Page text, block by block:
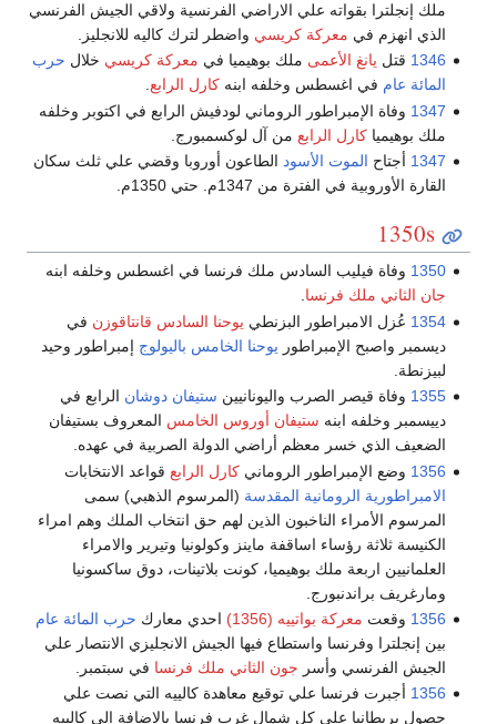
ملك إنجلترا بقواته علي الاراضي الفرنسية ولاقي الجيش الفرنسي
الذي انهزم في معركة كريسي واضطر لترك كاليه للانجليز.
1346 قتل يانغ الأعمى ملك بوهيميا في معركة كريسي خلال حرب
المائة عام في اغسطس وخلفه ابنهكارل الرابع.
1347 وفاة الإمبراطور الروماني لودفيش الرابع في اكتوبر وخلفه
ملك بوهيمياكارل الرابع من آل لوكسمبورج.
1347 أجتاح الموت الأسود الطاعون أوروبا وقضي علي ثلث سكان
القارة الأوروبية في الفترة من 1347م. حتي 1350م.
1350s
1350 وفاة فيليب السادس ملك فرنسا في اغسطس وخلفه ابنه
جان الثاني ملك فرنسا.
1354 عُزل الامبراطور البزنطي يوحنا السادس قانتاقوزن في
ديسمبر واصبح الإمبراطور يوحنا الخامس باليولوج إمبراطور وحيد
لبيزنطة.
1355 وفاة قيصر الصرب واليونانيين ستيفان دوشان الرابع في
دييسمبر وخلفه ابنه ستيفان أوروس الخامس المعروف بستيفان
الضعيف الذي خسر معظم أراضي الدولة الصربية في عهده.
1356 وضع الإمبراطور الرومانيكارل الرابع قواعد الانتخابات
الامبراطورية الرومانية المقدسة (المرسوم الذهبي) سمى
المرسوم الأمراء الناخبون الذين لهم حق انتخاب الملك وهم امراء
الكنيسة ثلاثة رؤساء اساقفة ماينز وكولونيا وتيرير والامراء
العلمانيين اربعة ملك بوهيميا، كونت بلاتينات، دوق ساكسونيا
ومارغريف براندنبورج.
1356 وقعت معركة بواتييه (1356) احدي معارك حرب المائة عام
بين إنجلترا وفرنسا واستطاع فيها الجيش الانجليزي الانتصار علي
الجيش الفرنسي وأسر جون الثاني ملك فرنسا في سبتمبر.
1356 أجبرت فرنسا علي توقيع معاهدة كالييه التي نصت علي
حصول بريطانيا على كل شمال غرب فرنسا بالاضافة الي كالييه